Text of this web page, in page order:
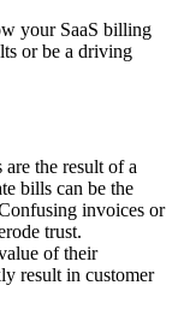
your SaaS billing
or be a driving
the result of a
bills can be the
invoices or
trust.
of their
result in customer